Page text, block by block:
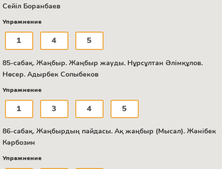
Сейіл Боранбаев
Упражнение
1 4 5
85-сабақ. Жаңбыр. Жаңбыр жауды. Нұрсұлтан Әлімқұлов.
Нөсер. Адырбек Сопыбеков
Упражнение
1 3 4 5
86-сабақ. Жаңбырдың пайдасы. Ақ жаңбыр (Мысал). Жәнібек
Кәрбозин
Упражнение